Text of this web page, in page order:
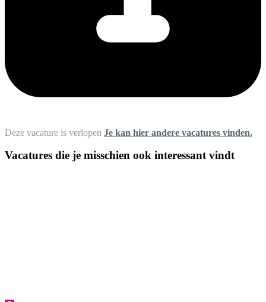
Deze vacature is verlopen Je kan hier andere vacatures vinden.
Vacatures die je misschien ook interessant vindt